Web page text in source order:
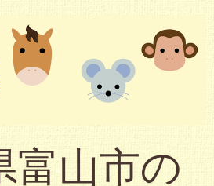
富山市の